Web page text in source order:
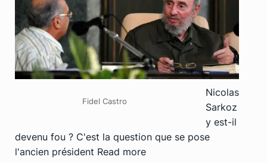
Fidel Castro
Nicolas
Sarkoz
y est-il
devenu fou ? C'est la question que se pose
l'ancien président Read more